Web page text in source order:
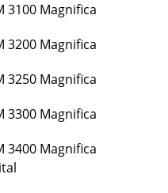
3100 Magnifica
3200 Magnifica
3250 Magnifica
3300 Magnifica
3400 Magnifica